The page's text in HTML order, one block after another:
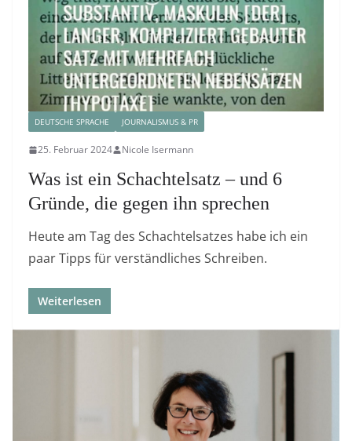
DEUTSCHE SPRACHE JOURNALISMUS & PR
25. Februar 2024 Nicole Isermann
Was ist ein Schachtelsatz – und 6
Gründe, die gegen ihn sprechen
Heute am Tag des Schachtelsatzes habe ich ein
paar Tipps für verständliches Schreiben.
Weiterlesen